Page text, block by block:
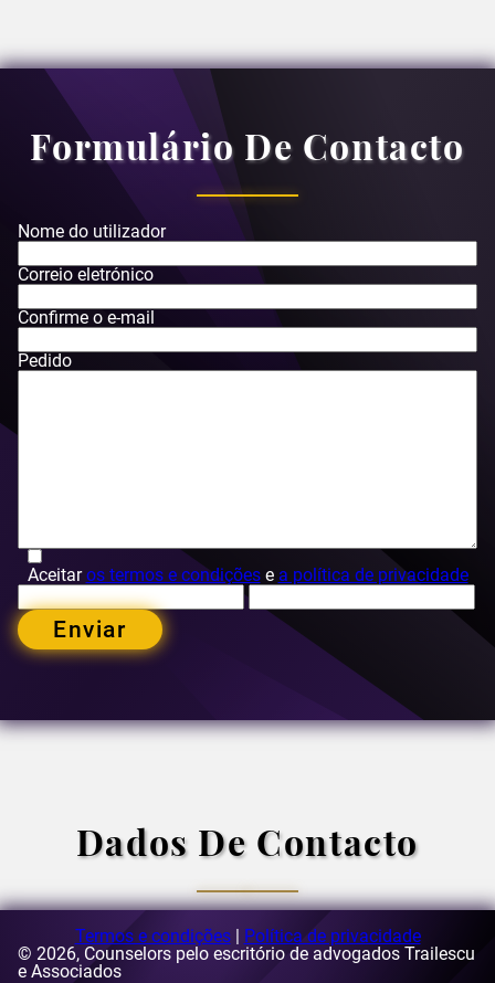
Formulário De Contacto
Nome do utilizador
Correio eletrónico
Confirme o e-mail
Pedido
Aceitaros termos e condiçõese a política de privacidade
Enviar
Dados De Contacto
Correio eletrónico:
Termos e condições| Política de privacidade
© 2026, Counselors pelo escritório de advogados Trailescu
e Associados